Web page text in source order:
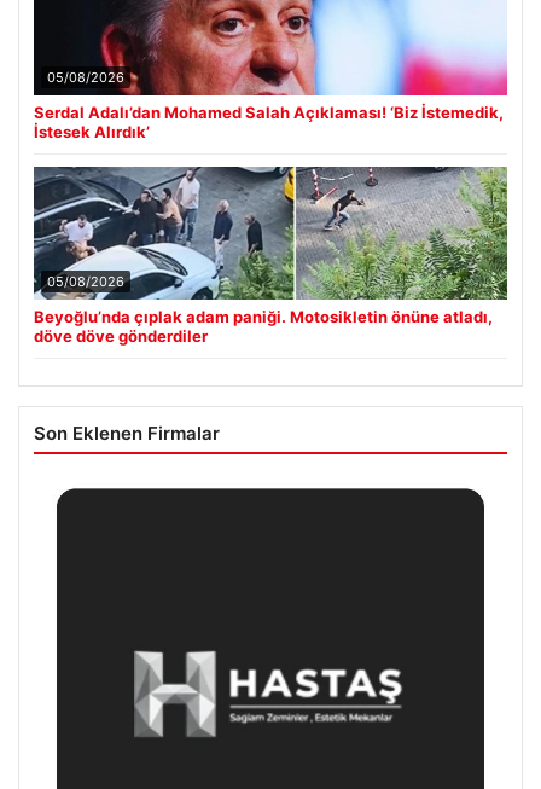
05/08/2026
Serdal Adalı’dan Mohamed Salah Açıklaması! ‘Biz İstemedik,
İstesek Alırdık’
05/08/2026
Beyoğlu’nda çıplak adam paniği. Motosikletin önüne atladı,
döve döve gönderdiler
Son Eklenen Firmalar